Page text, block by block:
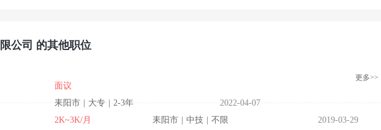
公司 的其他职位
更多>>
面议
耒阳市
大专 2-3年
2022-04-07
2K~3K/月 耒阳市 中技 不限 2019-03-29